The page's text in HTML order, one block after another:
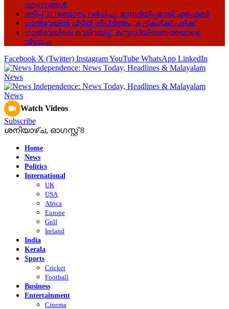
വാഹനങ്ങൾ
തട്ടിപ്പ് 59 ശതമാനം വർധിച്ചു; മുന്നറിയിപ്പമായി എഐബി
ഗാൽവേയിൽ വീട്ടിൽ തീപിടിത്തം; കുട്ടികൾക്ക് പരിക്ക്
ഗാൽവേയിലെ വെടിവയ്പ്പ്; കസ്റ്റഡിയിലെടുത്തയാളെ
വിട്ടയച്ചു
Facebook X (Twitter) InstagramYouTube WhatsApp LinkedIn
Watch Videos
Subscribe
ശനിയാഴ്‌ച, ഓഗസ്റ്റ്‌ 8
Home
News
Politics
International
UK
USA
Africa
Europe
Gulf
Ireland
India
Kerala
Sports
Cricket
Football
Business
Entertainment
Cinema